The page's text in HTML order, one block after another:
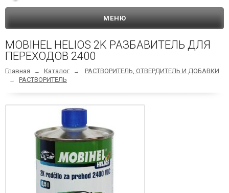
МЕНЮ
MOBIHEL HELIOS 2K РАЗБАВИТЕЛЬ ДЛЯ
ПЕРЕХОДОВ 2400
Главная → Каталог → РАСТВОРИТЕЛЬ, ОТВЕРДИТЕЛЬ И ДОБАВКИ
→ РАСТВОРИТЕЛЬ